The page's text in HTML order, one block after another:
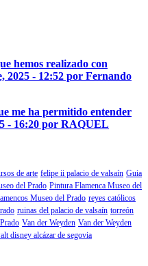
hemos realizado con
2025 - 12:52 por Fernando
me ha permitido entender
- 16:20 por RAQUEL
de arte felipe ii palacio de valsaín Guia
del Prado Pintura Flamenca Museo del
Museo del Prado reyes católicos
ruinas del palacio de valsaín torreón
Van der Weyden Van der Weyden
disney alcázar de segovia